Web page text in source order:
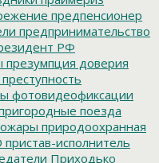
предпенсионер
предпринимательство
РФ
презумпция доверия
преступность
фотовидеофиксации
поезда
природоохранная
пристав-исполнитель
Приходько